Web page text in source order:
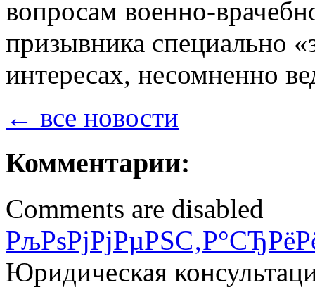
вопросам военно-
призывника специально
интересах, несомненно
← все новости
Комментарии:
Comments are disabled
Юридическая